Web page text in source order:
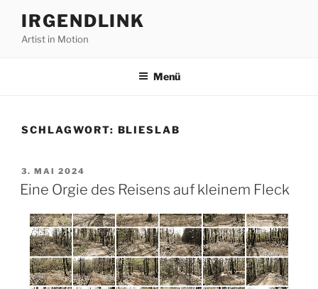
Inhalt
springen
IRGENDLINK
Artist in Motion
Menü
SCHLAGWORT: BLIESLAB
VERÖFFENTLICHT
AM
3. MAI 2024
Eine Orgie des Reisens auf kleinem Fleck